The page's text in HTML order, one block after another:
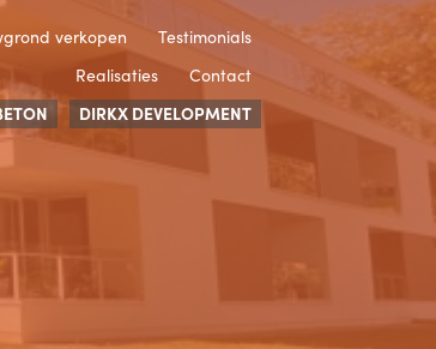
verkopen
Testimonials
Realisaties
Contact
DIRKX DEVELOPMENT